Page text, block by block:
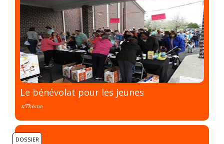
Le bénévolat pour les jeunes
#Thème
DOSSIER